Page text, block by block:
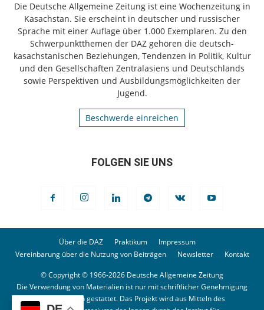
Die Deutsche Allgemeine Zeitung ist eine Wochenzeitung in
Kasachstan. Sie erscheint in deutscher und russischer
Sprache mit einer Auflage über 1.000 Exemplaren. Zu den
Schwerpunktthemen der DAZ gehören die deutsch-
kasachstanischen Beziehungen, Tendenzen in Politik, Kultur
und den Gesellschaften Zentralasiens und Deutschlands
sowie Perspektiven und Ausbildungsmöglichkeiten der
Jugend.
Beschwerde einreichen
FOLGEN SIE UNS
Über die DAZ Praktikum
Impressum
Vereinbarung über die Nutzung von Beiträgen
Newsletter Kontakt
© Copyright © 1966-2026 Deutsche Allgemeine Zeitung
Die Verwendung von Materialien ist nur mit schriftlicher Genehmigung
der Redaktion gestattet. Das Projekt wird aus Mitteln des